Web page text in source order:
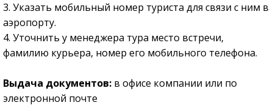
3. Указать мобильный номер туриста для связи с ним в
аэропорту.
4. Уточнить у менеджера тура место встречи,
фамилию курьера, номер его мобильного телефона.
Выдача документов: в офисе компании или по
электронной почте